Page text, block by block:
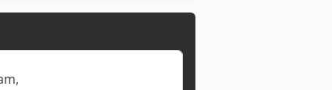
Zatražite više slika